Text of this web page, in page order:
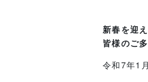
新春を迎
皆様のご
令和7年1